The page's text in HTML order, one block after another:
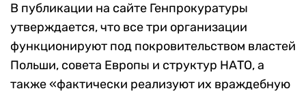
В публикации на сайте Генпрокуратуры
утверждается, что все три организации
функционируют под покровительством властей
Польши, совета Европы и структур НАТО, а
также «фактически реализуют их враждебную